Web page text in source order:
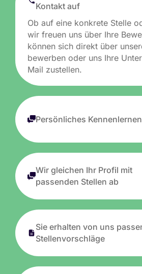
Kontakt auf
Ob auf eine konkrete Stelle
wir freuen uns über Ihre
können sich direkt über
bewerben oder uns Ihre
Mail zustellen.
Persönliches Kennenlernen
Wir gleichen Ihr Profil mit
passenden Stellen ab
Sie erhalten von uns
Stellenvorschläge